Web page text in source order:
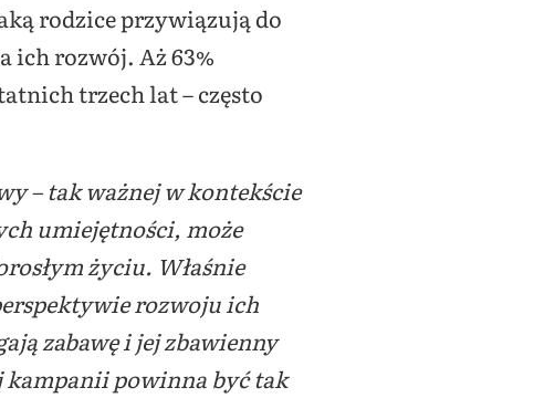
rodzice przywiązują do
ich rozwój. Aż 63%
trzech lat – często
– tak ważnej w kontekście
umiejętności, może
życiu. Właśnie
rozwoju ich
zabawę i jej zbawienny
kampanii powinna być tak